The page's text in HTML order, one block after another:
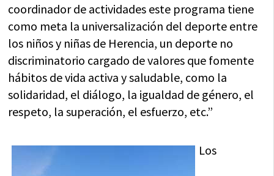
coordinador de actividades este programa tiene
como meta la universalización del deporte entre
los niños y niñas de Herencia, un deporte no
discriminatorio cargado de valores que fomente
hábitos de vida activa y saludable, como la
solidaridad, el diálogo, la igualdad de género, el
respeto, la superación, el esfuerzo, etc.”
Los